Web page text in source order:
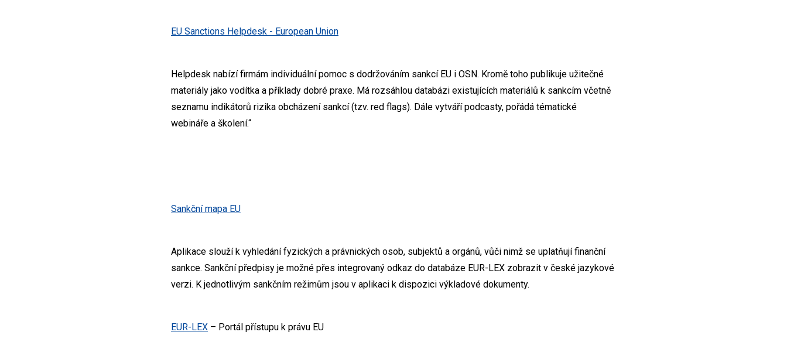
EU Sanctions Helpdesk - European Union
Helpdesk nabízí firmám individuální pomoc s dodržováním sankcí EU i OSN. Kromě toho publikuje užitečné
materiály jako vodítka a příklady dobré praxe. Má rozsáhlou databázi existujících materiálů k sankcím včetně
seznamu indikátorů rizika obcházení sankcí (tzv. red flags). Dále vytváří podcasty, pořádá tématické
webináře a školení.“
Sankční mapa EU
Aplikace slouží k vyhledání fyzických a právnických osob, subjektů a orgánů, vůči nimž se uplatňují finanční
sankce. Sankční předpisy je možné přes integrovaný odkaz do databáze EUR-LEX zobrazit v české jazykové
verzi. K jednotlivým sankčním režimům jsou v aplikaci k dispozici výkladové dokumenty.
EUR-LEX – Portál přístupu k právu EU